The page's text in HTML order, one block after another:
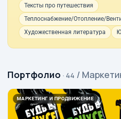
Тексты про путешествия
Теплоснабжение/Отопление/
Художественная литература
Портфолио · 44 /
МАРКЕТИНГ И ПРОДВИЖЕНИЕ